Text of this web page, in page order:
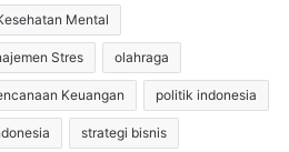
Mental
Stres olahraga
Keuangan politik indonesia
strategi bisnis